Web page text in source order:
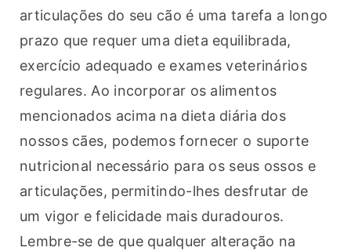
articulações do seu cão é uma tarefa a longo
prazo que requer uma dieta equilibrada,
exercício adequado e exames veterinários
regulares. Ao incorporar os alimentos
mencionados acima na dieta diária dos
nossos cães, podemos fornecer o suporte
nutricional necessário para os seus ossos e
articulações, permitindo-lhes desfrutar de
um vigor e felicidade mais duradouros.
Lembre-se de que qualquer alteração na